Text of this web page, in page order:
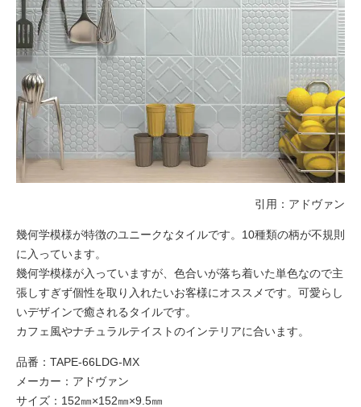
引用： アドヴァン
幾何学模様が特徴のユニークなタイルです。10種類の柄が不規則
に入っています。
幾何学模様が入っていますが、色合いが落ち着いた単色なので主
張しすぎず個性を取り入れたいお客様にオススメです。可愛らし
いデザインで癒されるタイルです。
カフェ風やナチュラルテイストのインテリアに合います。
品番：TAPE-66LDG-MX
メーカー：アドヴァン
サイズ：152㎜×152㎜×9.5㎜